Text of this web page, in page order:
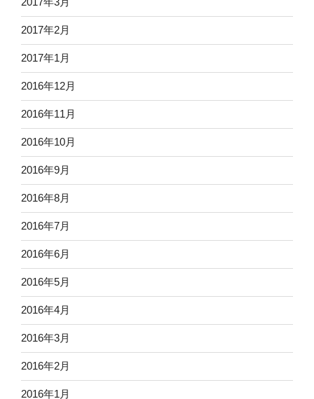
2017年2月
2017年1月
2016年12月
2016年11月
2016年10月
2016年9月
2016年8月
2016年7月
2016年6月
2016年5月
2016年4月
2016年3月
2016年2月
2016年1月